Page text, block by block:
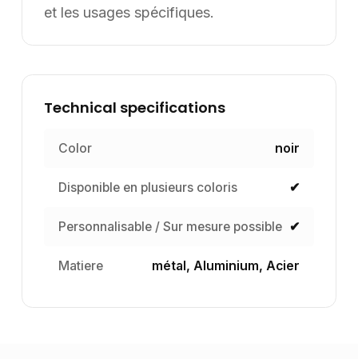
et les usages spécifiques.
Technical specifications
Color noir
Disponible en plusieurs coloris ✔
Personnalisable / Sur mesure possible ✔
Matiere métal, Aluminium, Acier